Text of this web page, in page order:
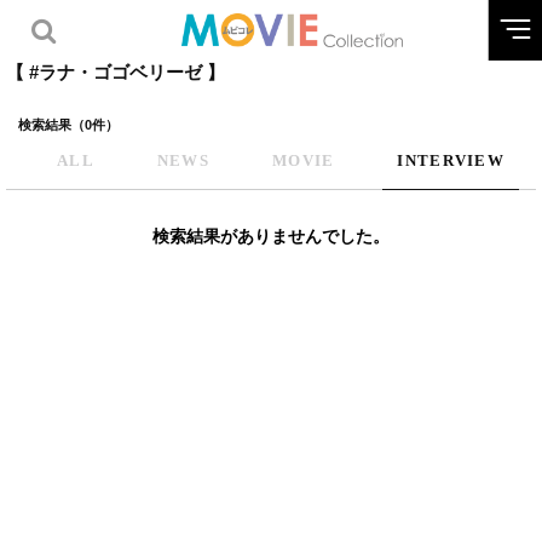
【 #ラナ・ゴゴベリーゼ 】
検索結果（0件）
ALL NEWS MOVIE INTERVIEW
検索結果がありませんでした。